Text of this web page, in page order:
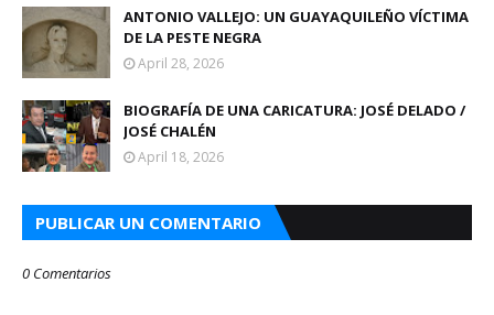
ANTONIO VALLEJO: UN GUAYAQUILEÑO VÍCTIMA
DE LA PESTE NEGRA
April 28, 2026
BIOGRAFÍA DE UNA CARICATURA: JOSÉ DELADO /
JOSÉ CHALÉN
April 18, 2026
PUBLICAR UN COMENTARIO
0 Comentarios